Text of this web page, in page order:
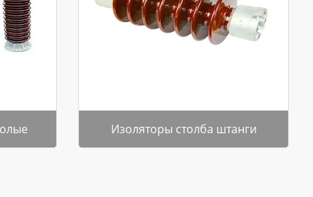
Изоляторы столба штанги